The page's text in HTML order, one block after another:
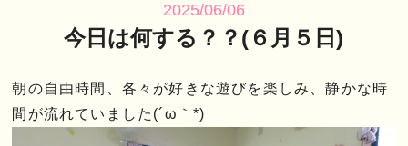
2025/06/06
今日は何する？？(６月５日)
朝の自由時間、各々が好きな遊びを楽しみ、静かな時
間が流れていました(´ω｀*)